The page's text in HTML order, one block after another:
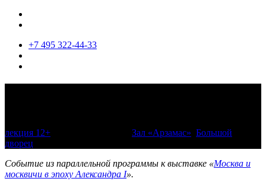
+7 495 322-44-33
лекция 12+ Зал «Арзамас» Большой
дворец
Событие из параллельной программы к выставке «Москва и
москвичи в эпоху Александра I».